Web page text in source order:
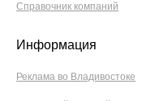
Справочник компаний
Информация
Реклама во Владивостоке